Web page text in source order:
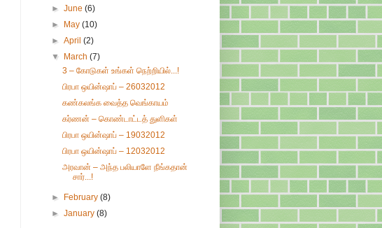
►June(6)
►
May(10)
►April(2)
▼
March(7)
3 – கோடுகள் உங்கள் நெற்றியில்...!
பிரபா ஒயின்ஷாப் – 26032012
கண்கலங்க வைத்த வெங்காயம்
கர்ணன் – கொண்டாட்டத் துளிகள்
பிரபா ஒயின்ஷாப் – 19032012
பிரபா ஒயின்ஷாப் – 12032012
அரவான் – அந்த பலியாளே நீங்கதான்
சார்...!
► February(8)
►January(8)